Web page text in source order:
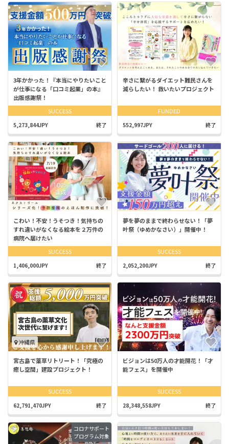
3年かかった！『本当にやりたいこと
が仕事になる「口コミ起業」の本』
出版感謝祭！
SUCCESS
5,273,844JPY 終了
辛さに繋がるダイエット難民さんを
減らしたい！ 救いたいプロジェクト
FUNDED
552,997JPY 終了
こわい！不安！うそつき！気持ちの
すれ違いがなくなる絵本を２万件の
病院へ届けたい
SUCCESS
1,406,000JPY 終了
夢を夢のままで終わらせない！「夢
叶祭（ゆめかなさい）」開催中！
SUCCESS
2,052,200JPY 終了
沖縄県
宮古島で薬草リトリート！「究極の
癒し空間」建設プロジェクト！
SUCCESS
62,791,470JPY 終了
ビジョンは50万人の才能開花！「才
能フェス」を開催中
SUCCESS
28,348,558JPY 終了
コロナサポート
プログラム対象